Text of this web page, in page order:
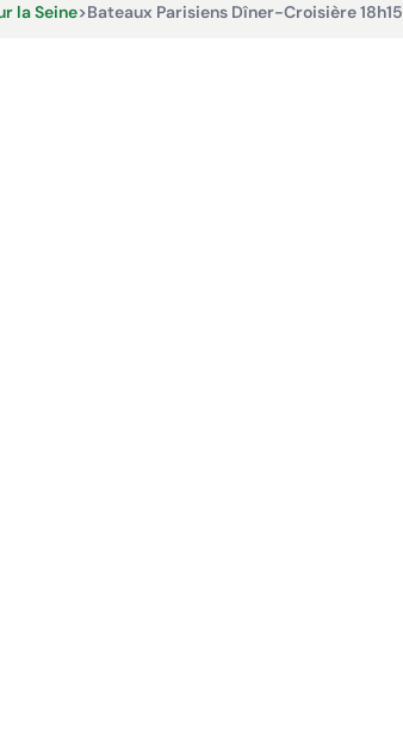
la Seine>Bateaux Parisiens Dîner-Croisière 18h15